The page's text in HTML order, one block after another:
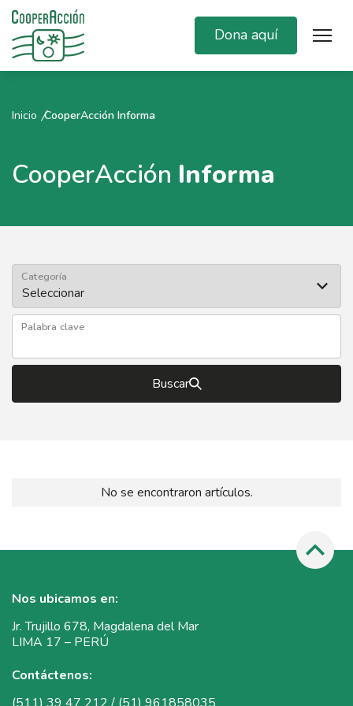
Dona aquí
Inicio CooperAcción Informa
CooperAcción Informa
Categoría
Palabra clave
Buscar
No se encontraron artículos.
Nos ubicamos en:
Jr. Trujillo 678, Magdalena del Mar
LIMA 17 – PERÚ
Contáctenos: